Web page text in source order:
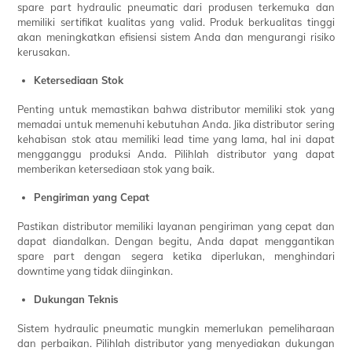
spare part hydraulic pneumatic dari produsen terkemuka dan
memiliki sertifikat kualitas yang valid. Produk berkualitas tinggi
akan meningkatkan efisiensi sistem Anda dan mengurangi risiko
kerusakan.
Ketersediaan Stok
Penting untuk memastikan bahwa distributor memiliki stok yang
memadai untuk memenuhi kebutuhan Anda. Jika distributor sering
kehabisan stok atau memiliki lead time yang lama, hal ini dapat
mengganggu produksi Anda. Pilihlah distributor yang dapat
memberikan ketersediaan stok yang baik.
Pengiriman yang Cepat
Pastikan distributor memiliki layanan pengiriman yang cepat dan
dapat diandalkan. Dengan begitu, Anda dapat menggantikan
spare part dengan segera ketika diperlukan, menghindari
downtime yang tidak diinginkan.
Dukungan Teknis
Sistem hydraulic pneumatic mungkin memerlukan pemeliharaan
dan perbaikan. Pilihlah distributor yang menyediakan dukungan